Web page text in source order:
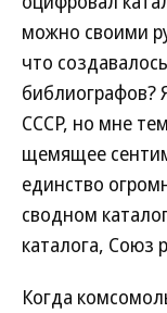
можно своими
что
библиографов?
СССР, но мне
щемящее
единство
сводном
каталога, Союз
Когда